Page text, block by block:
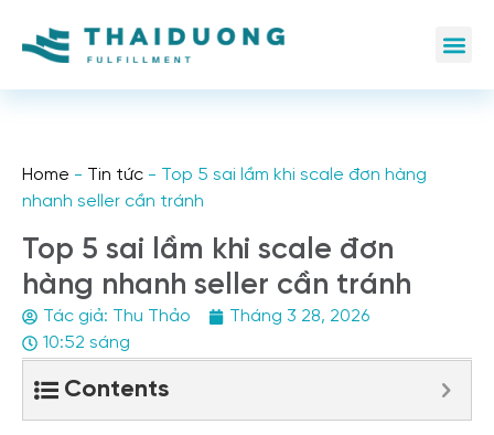
Home - Tin tức - Top 5 sai lầm khi scale đơn hàng
nhanh seller cần tránh
Top 5 sai lầm khi scale đơn
hàng nhanh seller cần tránh
Tác giả: Thu Thảo
Tháng 3 28, 2026
10:52 sáng
Contents